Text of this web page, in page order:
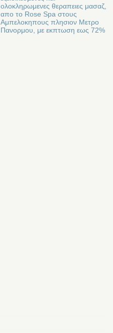
ολοκληρωμενες θεραπειες μασαζ,
απο το Rose Spa στους
Αμπελοκηπους πλησιον Μετρο
Πανορμου, με εκπτωση εως 72%